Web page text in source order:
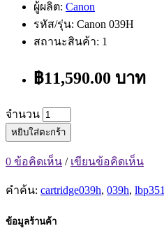
ผู้ผลิต: Canon
รหัส/รุ่น: Canon 039H
สถานะสินค้า: 1
฿11,590.00 บาท
จำนวน
หยิบใส่ตะกร้า
0 ข้อคิดเห็น / เขียนข้อคิดเห็น
คำค้น: cartridge039h, 039h, lbp351
ข้อมูลร้านค้า